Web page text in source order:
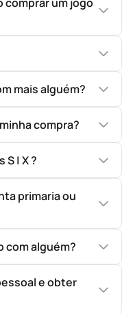
mais alguém?
compra?
S | X ?
primaria ou
com alguém?
e obter